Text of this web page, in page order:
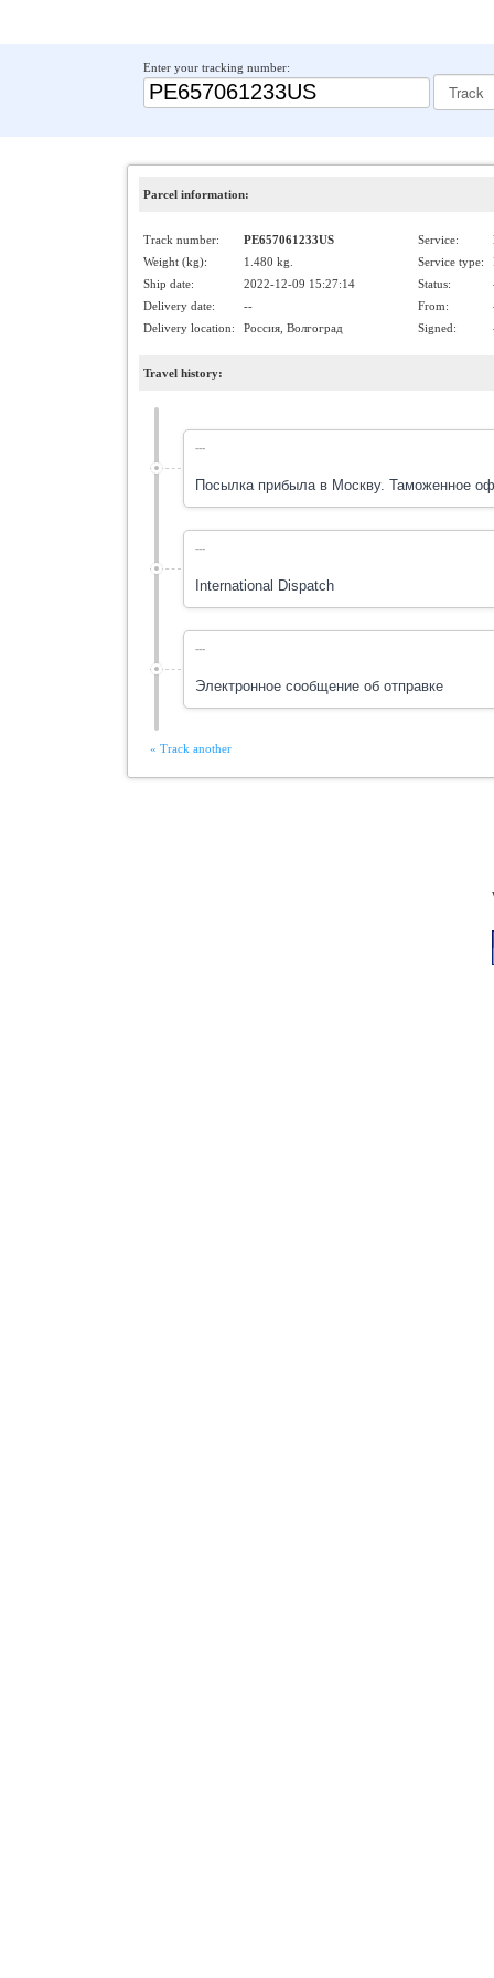
Enter your tracking number:
Parcel information:
Track number: PE657061233US Service:
Weight (kg):
1.480 kg. Service type:
Ship date:
2022-12-09 15:27:14 Status:
Delivery date:
-- From:
Delivery location:
Россия, Волгоград Signed:
Travel history:
---
Посылка прибыла в Москву. Таможенное
---
International Dispatch
---
Электронное сообщение об отправке
« Track another